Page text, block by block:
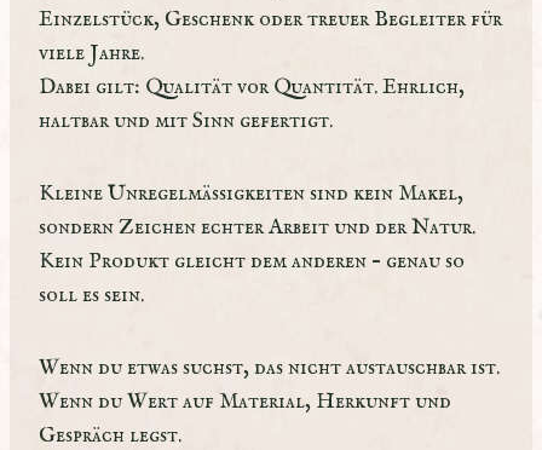
Einzelstück, Geschenk oder treuer Begleiter für
viele Jahre.
Dabei gilt: Qualität vor Quantität. Ehrlich,
haltbar und mit Sinn gefertigt.
Kleine Unregelmäßigkeiten sind kein Makel,
sondern Zeichen echter Arbeit und der Natur.
Kein Produkt gleicht dem anderen – genau so
soll es sein.
Wenn du etwas suchst, das nicht austauschbar ist.
Wenn du Wert auf Material, Herkunft und
Gespräch legst.